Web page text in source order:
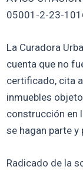
05001-2-23-
La Curadora
cuenta que no
certificado, cita
inmuebles
construcción en
se hagan parte y
Radicado de la